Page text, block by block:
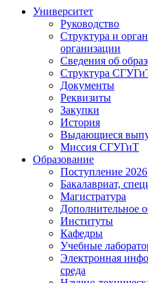
Университет
Руководство
Структура и
организации
Сведения об
Структура
Документы
Реквизиты
Закупки
История
Выдающиеся
Миссия СГУГиТ
Образование
Поступление 2026
Бакалавриат,
Магистратура
Дополнительное
Институты
Кафедры
Учебные
Электронная
среда